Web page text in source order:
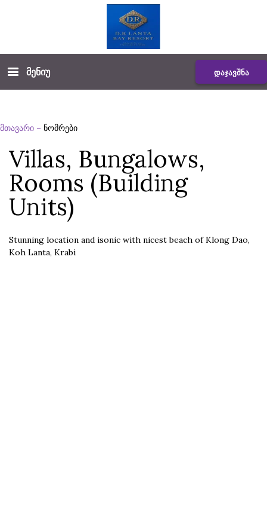
მენიუ დაჯავშნა
მთავარი – ნომრები
Villas, Bungalows,
Rooms (Building
Units)
Stunning location and isonic with nicest beach of Klong Dao,
Koh Lanta, Krabi